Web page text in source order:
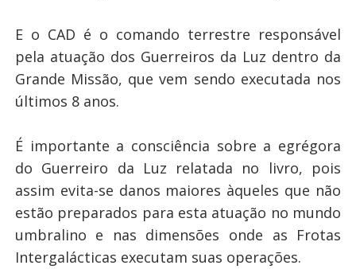
E o CAD é o comando terrestre responsável
pela atuação dos Guerreiros da Luz dentro da
Grande Missão, que vem sendo executada nos
últimos 8 anos.
É importante a consciência sobre a egrégora
do Guerreiro da Luz relatada no livro, pois
assim evita-se danos maiores àqueles que não
estão preparados para esta atuação no mundo
umbralino e nas dimensões onde as Frotas
Intergalácticas executam suas operações.